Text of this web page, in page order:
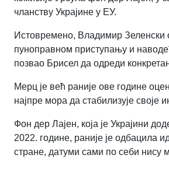
чланству Украјине у ЕУ.
Истовремено, Владимир Зеленски
пуноправном приступању и
позвао Брисел да одреди
Мерц је већ раније ове године
најпре мора да стабилизује своје
Фон дер Лајен, која је Украјини
2022. године, раније је одбацила
стране, датуми сами по себи нису